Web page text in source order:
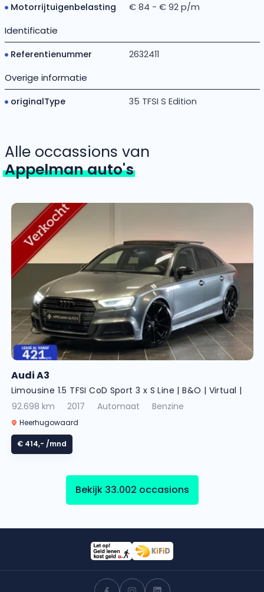
Motorrijtuigenbelasting
€ 84 - € 92 p/m
Identificatie
Referentienummer 2632411
Overige informatie
originalType 35 TFSI S Edition
Alle occassions van
Appelman auto's
Audi A3
Limousine 1.5 TFSI CoD Sport 3 x S Line | B&O | Virtual |
Keyless | Pano | ACC |
92.698 km 2017 Automaat Benzine
Heerhugowaard
€ 414,- /mnd
Bekijk 33.002 occasions